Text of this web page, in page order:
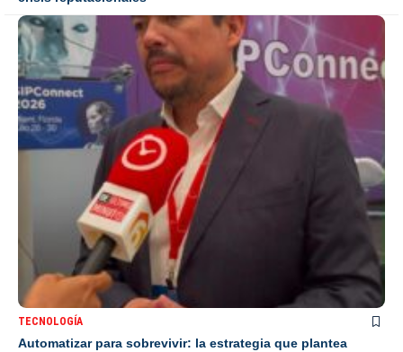
TECNOLOGÍA
Automatizar para sobrevivir: la estrategia que plantea